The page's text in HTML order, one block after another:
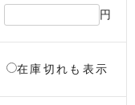
円
在庫切れも表示